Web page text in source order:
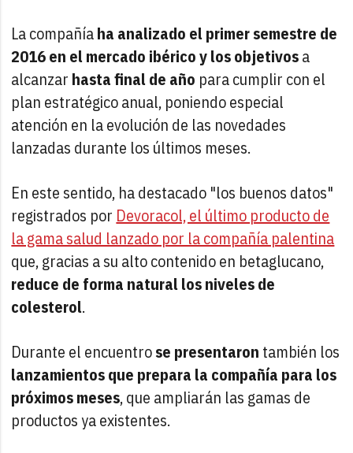
La compañíaha analizado el primer semestre de
2016 en el mercado ibérico y los objetivosa
alcanzar hasta final de año para cumplir con el
plan estratégico anual, poniendo especial
atención en la evolución de las novedades
lanzadas durante los últimos meses.
En este sentido, ha destacado "los buenos datos"
registrados por Devoracol, el último producto de
la gama salud lanzado por la compañía palentina
que, gracias a su alto contenido en betaglucano,
reduce de forma natural los niveles de
colesterol.
Durante el encuentrose presentaron también los
lanzamientos que prepara la compañía para los
próximos meses, que ampliarán las gamas de
productos ya existentes.